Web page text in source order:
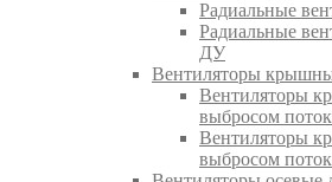
Радиальные
Радиальные
ДУ
Вентиляторы
Вентиляторы
выбросом
Вентиляторы
выбросом